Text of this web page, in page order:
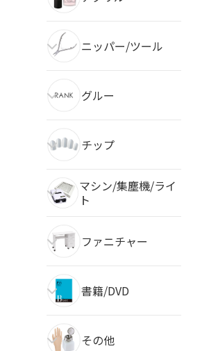
ニッパー/ツール
グルー
チップ
マシン/集塵機/ライ
ト
ファニチャー
書籍/DVD
その他